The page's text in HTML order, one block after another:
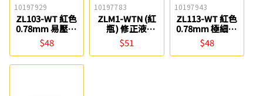
10197929
ZL103-WT 紅色
0.78mm 易壓迷
你修正液 Pentel
$48
10197783
ZLM1-WTN (紅
瓶) 修正液
Pentel
$51
10197943
ZL113-WT 紅色
0.78mm 極細修
正液 Pentel
$48